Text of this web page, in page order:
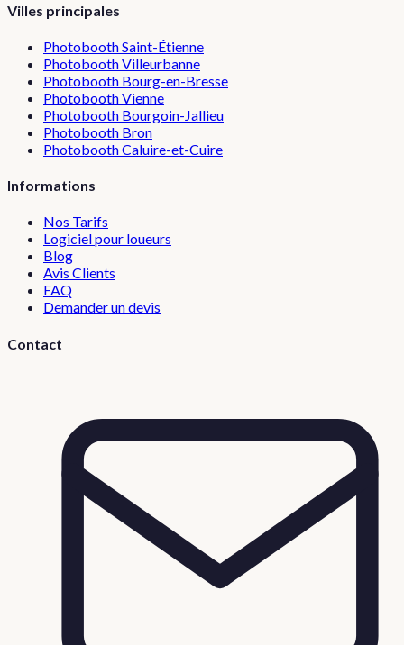
Villes principales
PhotoboothSaint-Étienne
PhotoboothVilleurbanne
Photobooth Bourg-en-Bresse
PhotoboothVienne
Photobooth Bourgoin-Jallieu
Photobooth Bron
PhotoboothCaluire-et-Cuire
Informations
Nos Tarifs
Logiciel pour loueurs
Blog
Avis Clients
FAQ
Demander un devis
Contact